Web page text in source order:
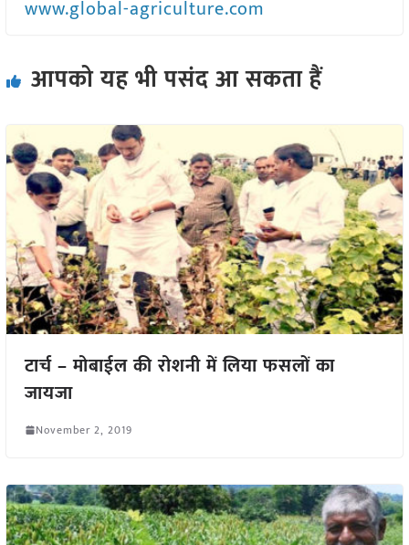
www.global-agriculture.com
आपको यह भी पसंद आ सकता हैं
टार्च – मोबाईल की रोशनी में लिया फसलों का
जायजा
November 2, 2019